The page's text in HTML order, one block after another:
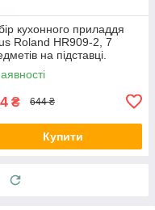
кухонного приладдя
Roland HR909-2, 7
на підставці.
(HR909-2)
₴ 644 ₴
Купити